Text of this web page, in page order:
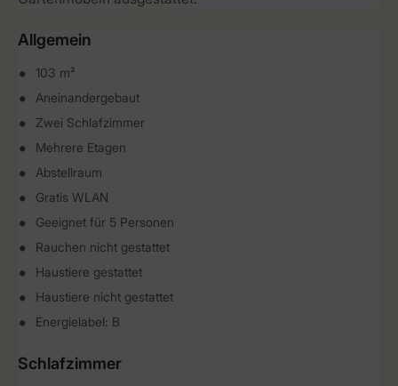
Allgemein
103 m²
Aneinandergebaut
Zwei Schlafzimmer
Mehrere Etagen
Abstellraum
Gratis WLAN
Geeignet für 5 Personen
Rauchen nicht gestattet
Haustiere gestattet
Haustiere nicht gestattet
Energielabel: B
Schlafzimmer